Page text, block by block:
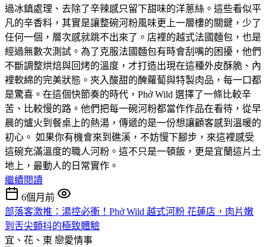
過冰鎮處理、去除了辛辣感只留下甜味的洋蔥絲。這些看似平
凡的辛香料，其實是讓整碗河粉風味更上一層樓的關鍵，少了
任何一個，層次感就跳不出來了。店裡的越式法國麵包，也是
經過無數次測試。為了克服法國麵包有時會刮嘴的困擾，他們
不斷調整烘焙與回烤的溫度，才打造出現在這種外皮酥脆、內
裡軟綿的完美狀態。夾入酸甜的醃蘿蔔與特製肉品，每一口都
是驚喜。在這個快節奏的時代，Phở Wild 選擇了一條比較辛
苦、比較慢的路。他們把每一碗河粉都當作作品在看待，從早
晨的爐火到餐桌上的熱湯，傳遞的是一份想讓顧客感到溫暖的
初心。 如果你有機會來到礁溪，不妨慢下腳步，來這裡感受
這碗充滿溫度的職人河粉。這不只是一頓飯，更是宜蘭這片土
地上，最動人的日常實作。
繼續閱讀
6個月前
部落客激推：湯控必衝！Phở Wild 越式河粉 花蓮店，肉片嫩
到舌尖顫抖的極致體驗
宜、花、東 戀愛情事